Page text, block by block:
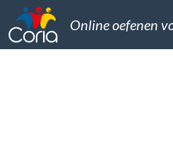
Online oefenen